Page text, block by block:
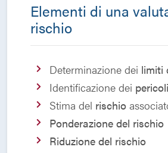
Elementi di una
rischio
Determinazione dei limiti
Identificazione dei pericoli
Stima del rischio
Ponderazione del rischio
Riduzione del rischio